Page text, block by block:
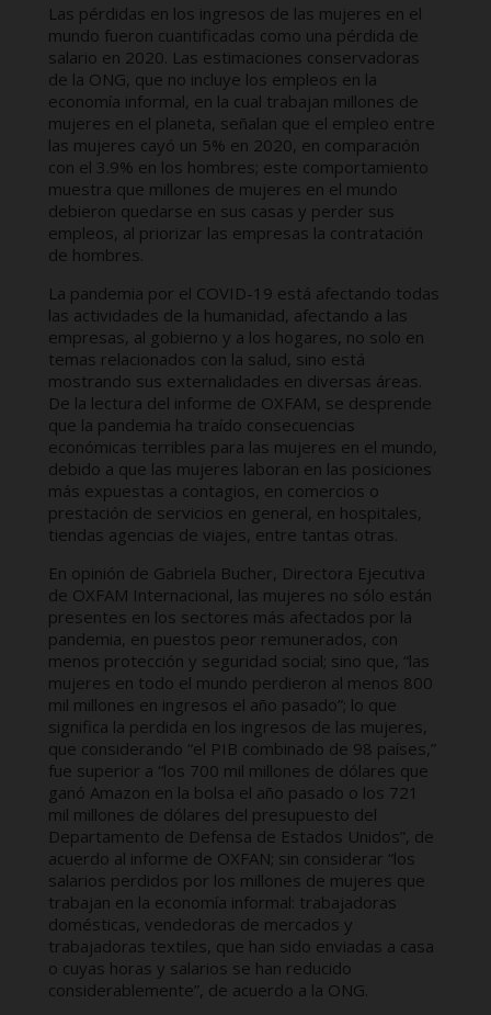
Las pérdidas en los ingresos de las mujeres en el
mundo fueron cuantificadas como una pérdida de
salario en 2020. Las estimaciones conservadoras
de la ONG, que no incluye los empleos en la
economía informal, en la cual trabajan millones de
mujeres en el planeta, señalan que el empleo entre
las mujeres cayó un 5% en 2020, en comparación
con el 3.9% en los hombres; este comportamiento
muestra que millones de mujeres en el mundo
debieron quedarse en sus casas y perder sus
empleos, al priorizar las empresas la contratación
de hombres.
La pandemia por el COVID-19 está afectando todas
las actividades de la humanidad, afectando a las
empresas, al gobierno y a los hogares, no solo en
temas relacionados con la salud, sino está
mostrando sus externalidades en diversas áreas.
De la lectura del informe de OXFAM, se desprende
que la pandemia ha traído consecuencias
económicas terribles para las mujeres en el mundo,
debido a que las mujeres laboran en las posiciones
más expuestas a contagios, en comercios o
prestación de servicios en general, en hospitales,
tiendas agencias de viajes, entre tantas otras.
En opinión de Gabriela Bucher, Directora Ejecutiva
de OXFAM Internacional, las mujeres no sólo están
presentes en los sectores más afectados por la
pandemia, en puestos peor remunerados, con
menos protección y seguridad social; sino que, “las
mujeres en todo el mundo perdieron al menos 800
mil millones en ingresos el año pasado”; lo que
significa la perdida en los ingresos de las mujeres,
que considerando “el PIB combinado de 98 países,”
fue superior a “los 700 mil millones de dólares que
ganó Amazon en la bolsa el año pasado o los 721
mil millones de dólares del presupuesto del
Departamento de Defensa de Estados Unidos”, de
acuerdo al informe de OXFAN; sin considerar “los
salarios perdidos por los millones de mujeres que
trabajan en la economía informal: trabajadoras
domésticas, vendedoras de mercados y
trabajadoras textiles, que han sido enviadas a casa
o cuyas horas y salarios se han reducido
considerablemente”, de acuerdo a la ONG.